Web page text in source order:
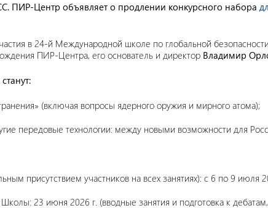
Центр объявляет о продлении конкурсного набора
в 24-й Международной школе по глобальной
ПИР-Центра, его основатель и директор Владимир
(включая вопросы ядерного оружия и мирного атома);
передовые технологии: между новыми возможности для
присутствием участников на всех занятиях): с 6 по 9 июля
23 июня 2026 г. (вводные занятия и подготовка к